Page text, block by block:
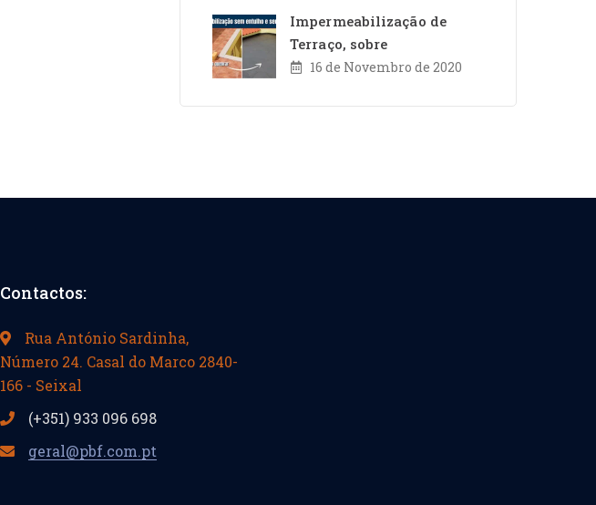
Impermeabilização de
Terraço, sobre
16 de Novembro de 2020
Contactos:
Rua António Sardinha,
Número 24. Casal do Marco 2840-
166 - Seixal
(+351) 933 096 698
geral@pbf.com.pt